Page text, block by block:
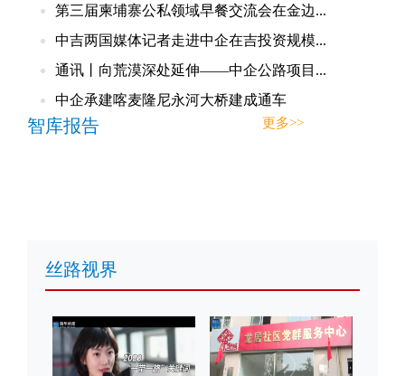
第三届柬埔寨公私领域早餐交流会在金边...
中吉两国媒体记者走进中企在吉投资规模...
通讯丨向荒漠深处延伸——中企公路项目...
中企承建喀麦隆尼永河大桥建成通车
智库报告 更多>>
丝路视界